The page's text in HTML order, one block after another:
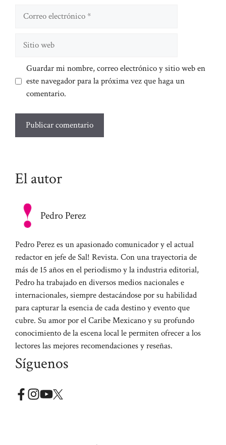
Correo
Sitio
Guardar mi nombre, correo electrónico y sitio web en
este navegador para la próxima vez que haga un
comentario.
El autor
Pedro Perez
Pedro Perez es un apasionado comunicador y el actual
redactor en jefe de Sal! Revista. Con una trayectoria de
más de 15 años en el periodismo y la industria editorial,
Pedro ha trabajado en diversos medios nacionales e
internacionales, siempre destacándose por su habilidad
para capturar la esencia de cada destino y evento que
cubre. Su amor por el Caribe Mexicano y su profundo
conocimiento de la escena local le permiten ofrecer a los
lectores las mejores recomendaciones y reseñas.
Síguenos